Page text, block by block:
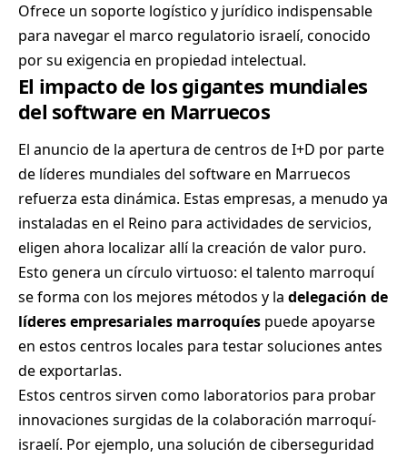
Ofrece un soporte logístico y jurídico indispensable
para navegar el marco regulatorio israelí, conocido
por su exigencia en propiedad intelectual.
El impacto de los gigantes mundiales
del software en Marruecos
El anuncio de la apertura de centros de I+D por parte
de líderes mundiales del software en Marruecos
refuerza esta dinámica. Estas empresas, a menudo ya
instaladas en el Reino para actividades de servicios,
eligen ahora localizar allí la creación de valor puro.
Esto genera un círculo virtuoso: el talento marroquí
se forma con los mejores métodos y la delegación de
líderes empresariales marroquíes puede apoyarse
en estos centros locales para testar soluciones antes
de exportarlas.
Estos centros sirven como laboratorios para probar
innovaciones surgidas de la colaboración marroquí-
israelí. Por ejemplo, una solución de ciberseguridad